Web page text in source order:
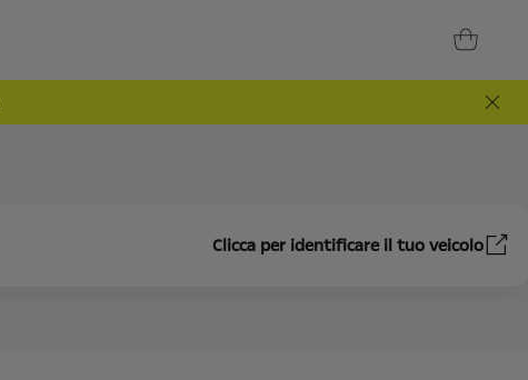
Clicca per identificare il tuo veicolo